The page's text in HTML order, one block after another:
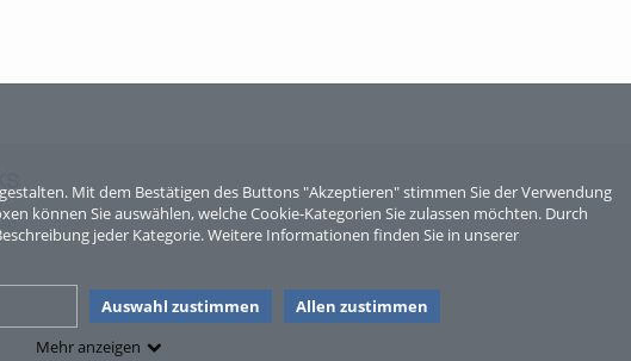
Mit dem Bestätigen des Buttons "Akzeptieren" stimmen Sie der Verwendung
können Sie auswählen, welche Cookie-Kategorien Sie zulassen möchten. Durch
jeder Kategorie. Weitere Informationen finden Sie in unserer
Auswahl zustimmen
Allen zustimmen
Mehr anzeigen
Sperber